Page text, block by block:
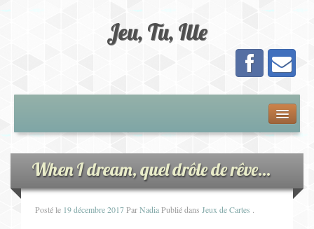
Jeu, Tu, Ille
Adhésion
Calendrier
When I dream, quel drôle de rêve…
Posté le 19 décembre 2017ParNadiaPublié dans Jeux de Cartes